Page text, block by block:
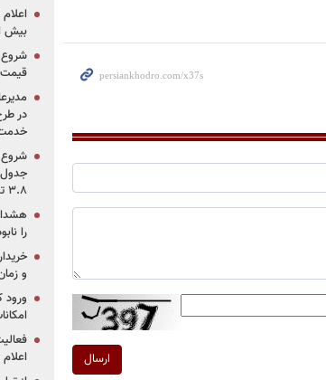
ارسال
بیش از ۲۰۳
خدمت
۳.۸ تن کمپرسی
را
و